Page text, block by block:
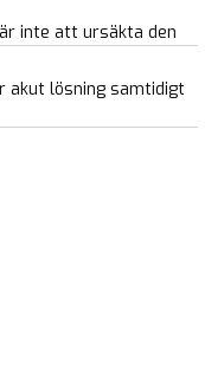
inte att ursäkta den
akut lösning samtidigt